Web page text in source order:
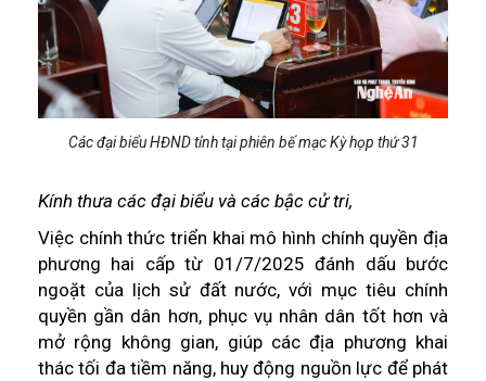
Các đại biểu HĐND tỉnh tại phiên bế mạc Kỳ họp thứ 31
Kính thưa các đại biểu và các bậc cử tri,
Việc chính thức triển khai mô hình chính quyền địa
phương hai cấp từ 01/7/2025 đánh dấu bước
ngoặt của lịch sử đất nước, với mục tiêu chính
quyền gần dân hơn, phục vụ nhân dân tốt hơn và
mở rộng không gian, giúp các địa phương khai
thác tối đa tiềm năng, huy động nguồn lực để phát